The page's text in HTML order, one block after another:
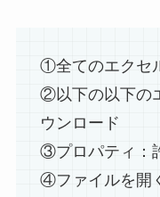
①全てのエクセ
②以下の以下の
ウンロード
③プロパティ：
④ファイルを開